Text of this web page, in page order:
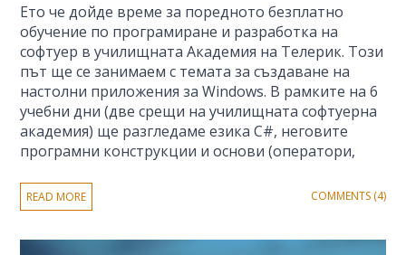
Ето че дойде време за поредното безплатно
обучение по програмиране и разработка на
софтуер в училищната Академия на Телерик. Този
път ще се занимаем с темата за създаване на
настолни приложения за Windows. В рамките на 6
учебни дни (две срещи на училищната софтуерна
академия) ще разгледаме езика C#, неговите
програмни конструкции и основи (оператори,
READ MORE COMMENTS (4)